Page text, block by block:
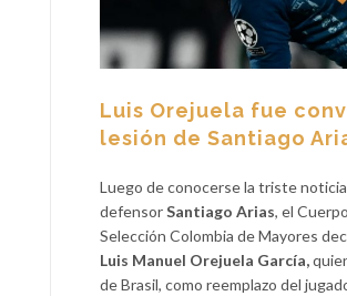
Luis Orejuela fue
lesión de Santiago
Luego de conocerse la triste
defensorSantiago Arias, el
Selección Colombia de Mayores
Luis Manuel Orejuela García,
de Brasil, como reemplazo del